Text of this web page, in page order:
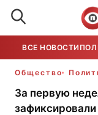
ВСЕ НОВОСТИ
Общество
За первую